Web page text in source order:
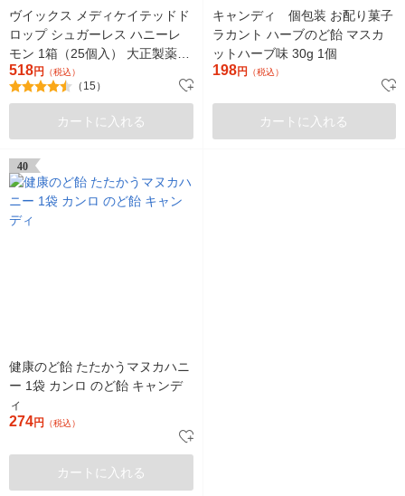
ヴイックス メディケイテッドド
ロップ シュガーレス ハニーレ
モン 1箱（25個入） 大正製薬
518円 （税込）
（15）
カートに入れる
キャンディ 個包装 お配り菓子
ラカント ハーブのど飴 マスカ
ットハーブ味 30g 1個
198円 （税込）
カートに入れる
40
健康のど飴 たたかうマヌカハニ
ー 1袋 カンロ のど飴 キャンデ
ィ
274円 （税込）
カートに入れる